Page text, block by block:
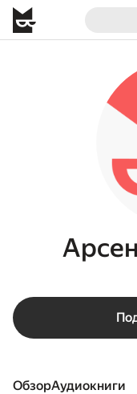
Обзор аудиокниги